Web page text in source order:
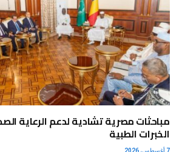
مباحثات مصرية تشادية لدعم الرعاية
الخبرات الطبية
7 أغسطس، 2026